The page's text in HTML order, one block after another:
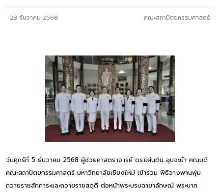
23 ธันวาคม 2568 คณะสถาปัตยกรรมศาสตร์
วันศุกร์ที่ 5 ธันวาคม 2568 ผู้ช่วยศาสตราจารย์ ดร.แผ่นดิน อุนจะนำ คณบดี
คณะสถาปัตยกรรมศาสตร์ มหาวิทยาลัยเชียงใหม่ เข้าร่วม พิธีวางพานพุ่ม
ถวายราชสักการะและถวายราชสดุดี ต่อหน้าพระบรมฉายาลักษณ์ พระบาท